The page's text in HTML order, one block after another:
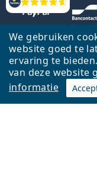
We gebruiken
website goed te
ervaring te
van deze website
informatie
Beoordelingen
Terug naar de